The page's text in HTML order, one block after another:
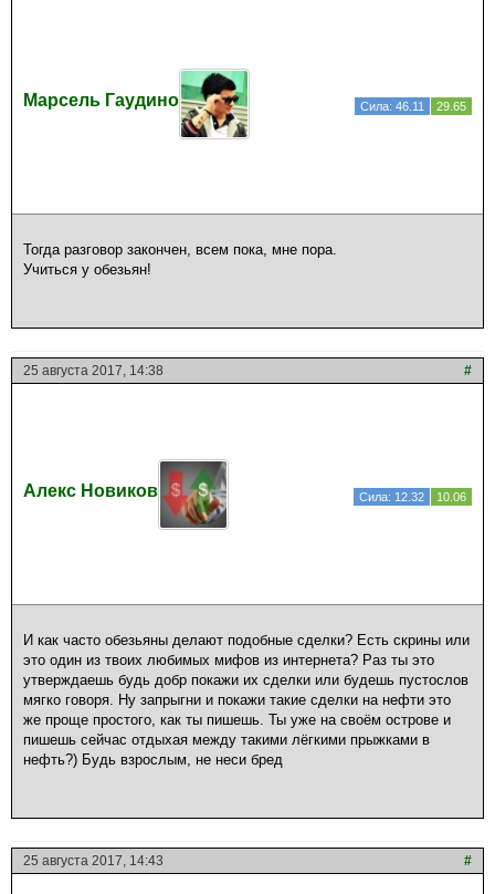
Марсель Гаудино Сила: 46.11 29.65
Тогда разговор закончен, всем пока, мне пора.
Учиться у обезьян!
25 августа 2017, 14:38 #
Алекс Новиков Сила: 12.32 10.06
И как часто обезьяны делают подобные сделки? Есть скрины или
это один из твоих любимых мифов из интернета? Раз ты это
утверждаешь будь добр покажи их сделки или будешь пустослов
мягко говоря. Ну запрыгни и покажи такие сделки на нефти это
же проще простого, как ты пишешь. Ты уже на своём острове и
пишешь сейчас отдыхая между такими лёгкими прыжками в
нефть?) Будь взрослым, не неси бред
25 августа 2017, 14:43 #